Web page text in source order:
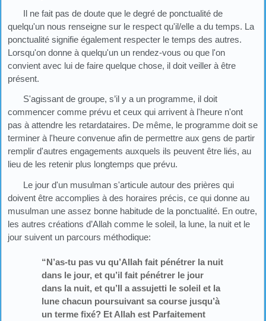
Il ne fait pas de doute que le degré de ponctualité de
quelqu'un nous renseigne sur le respect qu'il/elle a du temps. La
ponctualité signifie également respecter le temps des autres.
Lorsqu'on donne à quelqu'un un rendez-vous ou que l'on
convient avec lui de faire quelque chose, il doit veiller à être
présent.
S'agissant de groupe, s’il y a un programme, il doit
commencer comme prévu et ceux qui arrivent à l'heure n'ont
pas à attendre les retardataires. De même, le programme doit se
terminer à l'heure convenue afin de permettre aux gens de partir
remplir d'autres engagements auxquels ils peuvent être liés, au
lieu de les retenir plus longtemps que prévu.
Le jour d'un musulman s'articule autour des prières qui
doivent être accomplies à des horaires précis, ce qui donne au
musulman une assez bonne habitude de la ponctualité. En outre,
les autres créations d’Allah comme le soleil, la lune, la nuit et le
jour suivent un parcours méthodique:
“N’as-tu pas vu qu’Allah fait pénétrer la nuit
dans le jour, et qu’il fait pénétrer le jour
dans la nuit, et qu’Il a assujetti le soleil et la
lune chacun poursuivant sa course jusqu’à
un terme fixé? Et Allah est Parfaitement